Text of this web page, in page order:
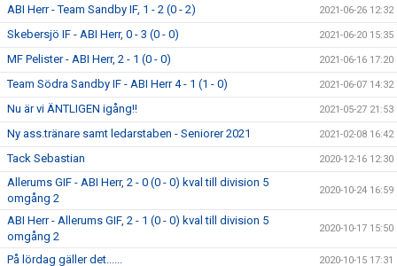
ABI Herr - Team Sandby IF, 1 - 2 (0 - 2) 2021-06-26 12:32
Skebersjö IF - ABI Herr, 0 - 3 (0 - 0) 2021-06-20 15:35
MF Pelister - ABI Herr, 2 - 1 (0 - 0) 2021-06-16 17:20
Team Södra Sandby IF - ABI Herr 4 - 1 (1 - 0) 2021-06-07 14:32
Nu är vi ÄNTLIGEN igång!! 2021-05-27 21:53
Ny ass.tränare samt ledarstaben - Seniorer 2021 2021-02-08 16:42
Tack Sebastian 2020-12-16 12:30
Allerums GIF - ABI Herr, 2 - 0 (0 - 0) kval till division 5
omgång 2
2020-10-24 16:59
ABI Herr - Allerums GIF, 2 - 1 (0 - 0) kval till division 5
omgång 2
2020-10-17 15:50
På lördag gäller det...... 2020-10-15 17:31